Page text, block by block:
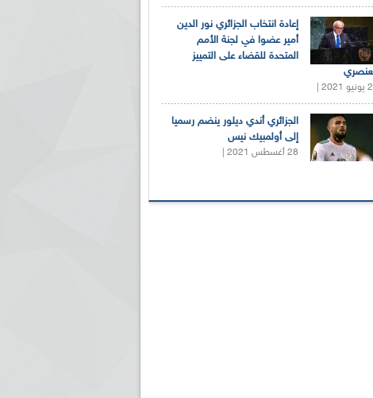
إعادة انتخاب الجزائري نور الدين
أمير عضوا في لجنة الأمم
المتحدة للقضاء على التمييز
2021 |
الجزائري أندي ديلور ينضم رسميا
إلى أولمبيك نيس
28 أغسطس 2021 |